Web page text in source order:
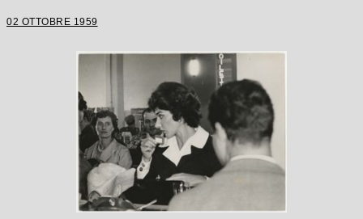
02 OTTOBRE 1959